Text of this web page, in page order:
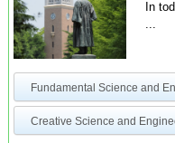
In
...
Fundamental Science and
Creative Science and